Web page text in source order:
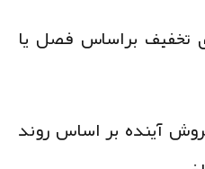
براساس فصل یا
آینده بر اساس روند